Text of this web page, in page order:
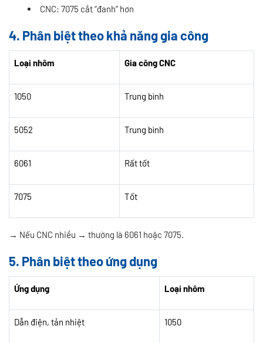
CNC: 7075 cắt “đanh” hơn
4. Phân biệt theo khả năng gia công
Loại nhôm Gia công CNC
1050 Trung bình
5052 Trung bình
6061 Rất tốt
7075 Tốt
→ Nếu CNC nhiều → thường là 6061 hoặc 7075.
5. Phân biệt theo ứng dụng
Ứng dụng Loại nhôm
Dẫn điện, tản nhiệt 1050